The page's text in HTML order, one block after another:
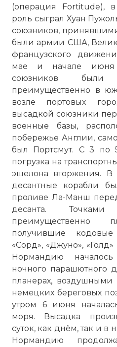
(операция Fortitude),
роль сыграл Хуан
союзников,
были армии США,
французского
мае и начале июня
союзников были
преимущественно в
возле портовых
высадкой союзники
военные базы,
побережье Англии,
был Портсмут. С 3 по
погрузка на
эшелона вторжения.
десантные корабли
проливе Ла-Манш
десанта.
преимущественно
получившие
«Сорд», «Джуно»,
Нормандию
ночного парашютного
планерах, воздушными
немецких береговых
утром 6 июня
моря. Высадка
суток, как днём, так и в
Нормандию